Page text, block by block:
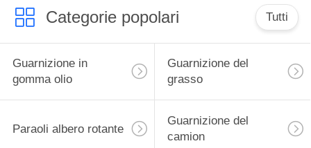
Categorie popolari Tutti
Guarnizione in
gomma olio
Guarnizione del
grasso
Paraoli albero rotante
Guarnizione del
camion